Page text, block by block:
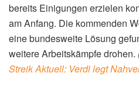
bereits Einigungen erzielen
am Anfang. Die kommenden
eine bundesweite Lösung
weitere Arbeitskämpfe drohen.
Streik Aktuell: Verdi legt